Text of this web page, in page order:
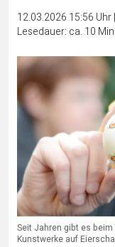
12.03.2026 15:56 Uhr|
Lesedauer: ca. 10
Seit Jahren gibt es
Kunstwerke auf